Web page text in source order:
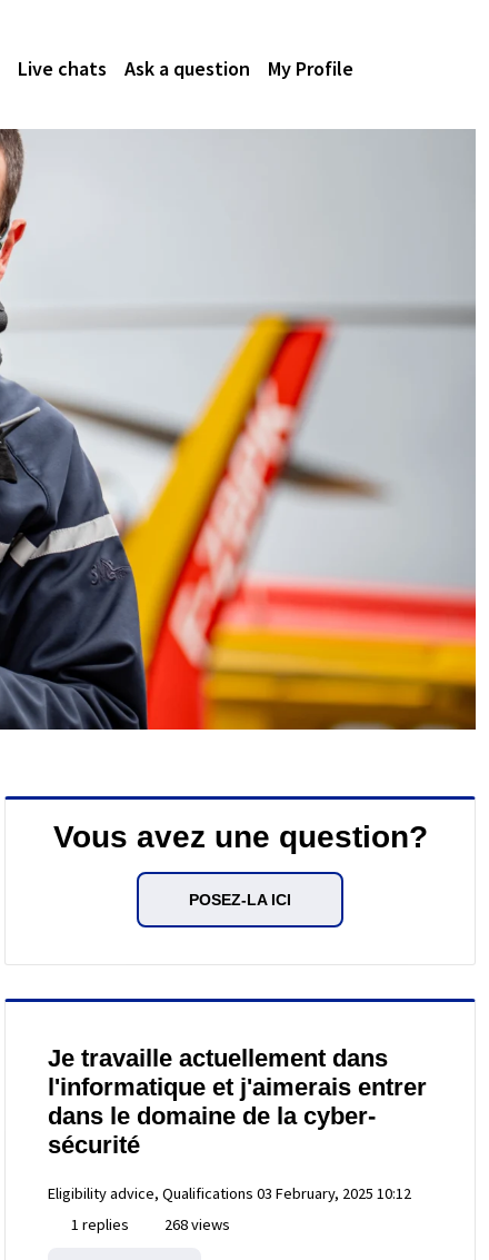
Live chats Ask a question My Profile
Vous avez une question?
POSEZ-LA ICI
Je travaille actuellement dans
l'informatique et j'aimerais entrer
dans le domaine de la cyber-
sécurité
Eligibility advice, Qualifications 03 February, 2025 10:12
1 replies
268 views